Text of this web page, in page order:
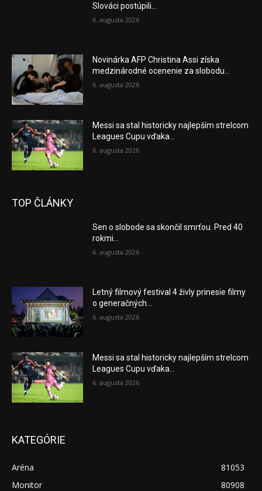
Slováci postúpili...
6. augusta 2026
Novinárka AFP Christina Assi získa
medzinárodné ocenenie za slobodu...
6. augusta 2026
Messi sa stal historicky najlepším strelcom
Leagues Cupu vďaka...
6. augusta 2026
TOP ČLÁNKY
Sen o slobode sa skončil smrťou. Pred 40
rokmi...
6. augusta 2026
Letný filmový festival 4 živly prinesie filmy
o generačných...
6. augusta 2026
Messi sa stal historicky najlepším strelcom
Leagues Cupu vďaka...
6. augusta 2026
KATEGÓRIE
Aréna
81053
Monitor
80908